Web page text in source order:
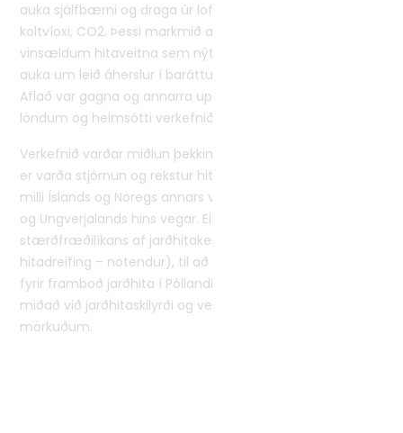
auka sjálfbærni og draga úr loftmengun og losun á
koltvíoxi, CO2. Þessi markmið ættu að stuðla að auknum
vinsældum hitaveitna sem nýta jarðhita í borgum og
auka um leið áherslur í baráttunni við loftslagsvandann.
Aflað var gagna og annarra upplýsinga í öllum þessum
löndum og heimsótti verkefnið m.a. Ísland árið 2022.
Verkefnið varðar miðlun þekkingar á hagnýtum atriðum
er varða stjórnun og rekstur hitaveitna með jarðhita á
milli Íslands og Noregs annars vegar og Póllands, Slóvakíu
og Ungverjalands hins vegar. Einnig er unnið að gerð
stærðfræðilíkans af jarðhitakerfum (orkugjafi –
hitadreifing – notendur), til að greina ákjósanlegar lausnir
fyrir framboð jarðhita í Póllandi, Slóvakíu og Ungverjalandi
miðað við jarðhitaskilyrði og verð á innlendum
mörkuðum.